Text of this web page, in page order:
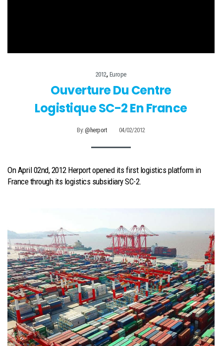
2012, Europe
Ouverture Du Centre
Logistique SC-2 En France
By:@herport 04/02/2012
On April 02nd, 2012 Herport opened its first logistics platform in
France through its logistics subsidiary SC-2.